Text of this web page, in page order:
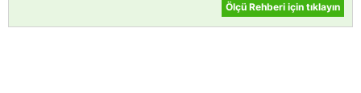
Ölçü Rehberi için tıklayın